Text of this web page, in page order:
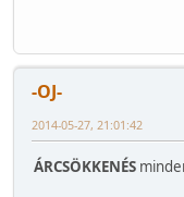
-OJ-
2014-05-27, 21:01:42
ÁRCSÖKKENÉS